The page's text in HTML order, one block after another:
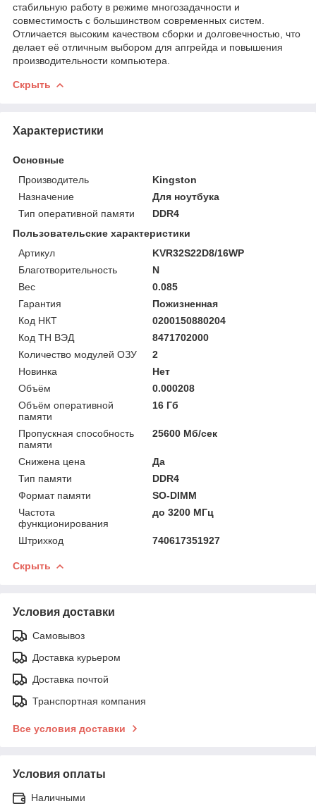
стабильную работу в режиме многозадачности и
совместимость с большинством современных систем.
Отличается высоким качеством сборки и долговечностью, что
делает её отличным выбором для апгрейда и повышения
производительности компьютера.
Скрыть
Характеристики
Основные
Производитель
Kingston
Назначение
Для ноутбука
Тип оперативной памяти
DDR4
Пользовательские характеристики
Артикул
KVR32S22D8/16WP
Благотворительность
N
Вес
0.085
Гарантия
Пожизненная
Код НКТ
0200150880204
Код ТН ВЭД
8471702000
Количество модулей ОЗУ
2
Новинка
Нет
Объём
0.000208
Объём оперативной
памяти
16 Гб
Пропускная способность
памяти
25600 Мб/сек
Снижена цена
Да
Тип памяти
DDR4
Формат памяти
SO-DIMM
Частота
функционирования
до 3200 МГц
Штрихкод 740617351927
Скрыть
Условия доставки
Самовывоз
Доставка курьером
Доставка почтой
Транспортная компания
Все условия доставки
Условия оплаты
Наличными